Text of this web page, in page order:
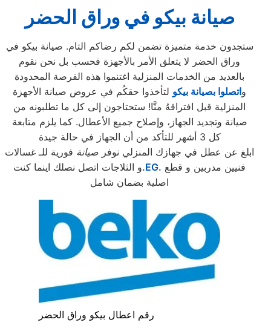
صيانة بيكو في وراق الحضر
ستجدون خدمة متميزة تضمن لكم رضاكم التام. صيانة بيكو في
وراق الحضر لا يتعلق الأمر بالأجهزة فحسب بل نحن نقوم
بالعديد من الخدمات المنزلية اغتنموا هذه الفرصة المحدودة
واتصلوا بصيانة بيكو لتأخذوا حقكُم في عروض صيانة الأجهزة
المنزلية قبل افتراقهُ منَّا! ستحتاجون إلى كل ما تطلبونه من
صيانة وتجديد الجهاز، وإصلاح جميع الأعطال. كما يلزم متابعة
كل 3 أشهر للتأكد من أن الجهاز في حالة جيدة
ابلغ عن عطل في جهازك المنزلي نوفر صيانة فورية للـ غسالات
و الثلاجات اتصل نصلك اينما كنت.EG.
اصلية بضمان شامل
رقم اعطال بيكو وراق الحضر